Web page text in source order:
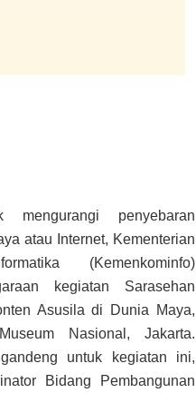
mengurangi penyebaran
atau Internet, Kementerian
(Kemenkominfo)
kegiatan Sarasehan
Asusila di Dunia Maya,
Nasional, Jakarta.
untuk kegiatan ini,
Bidang Pembangunan